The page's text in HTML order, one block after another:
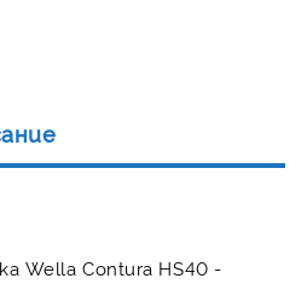
Wella Contura HS40 -